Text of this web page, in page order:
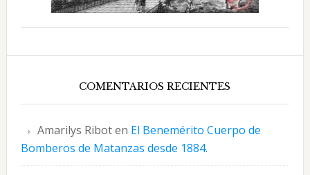
COMENTARIOS RECIENTES
Amarilys Riboten El Benemérito Cuerpo de
Bomberos de Matanzas desde 1884.